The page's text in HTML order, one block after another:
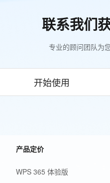
联系我们
专业的顾问团队为
开始使用
产品定价
WPS 365 体验版